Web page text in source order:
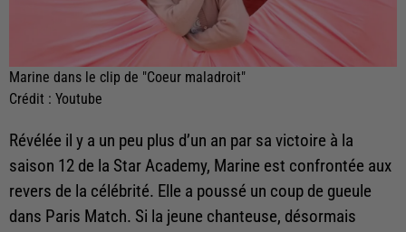
Marine dans le clip de "Coeur maladroit"
Crédit : Youtube
Révélée il y a un peu plus d’un an par sa victoire à la
saison 12 de la Star Academy, Marine est confrontée aux
revers de la célébrité. Elle a poussé un coup de gueule
dans Paris Match. Si la jeune chanteuse, désormais